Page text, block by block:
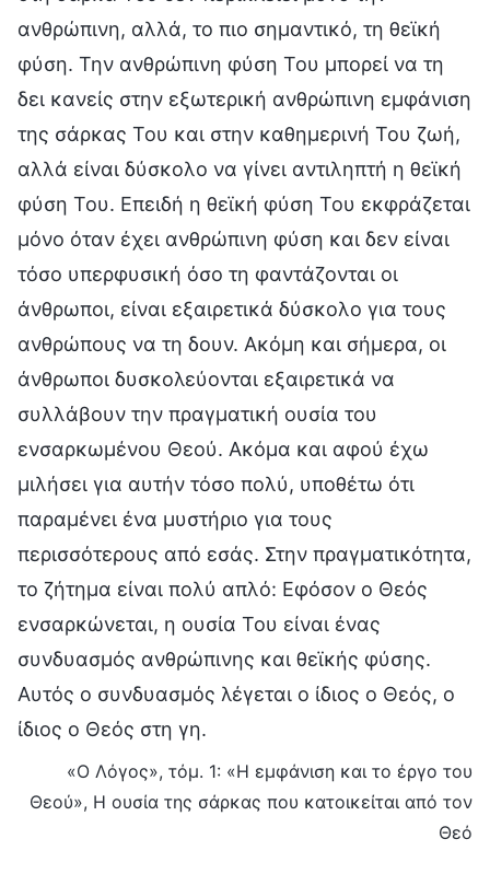
ανθρώπινη, αλλά, το πιο σημαντικό, τη θεϊκή
φύση. Την ανθρώπινη φύση Του μπορεί να τη
δει κανείς στην εξωτερική ανθρώπινη εμφάνιση
της σάρκας Του και στην καθημερινή Του ζωή,
αλλά είναι δύσκολο να γίνει αντιληπτή η θεϊκή
φύση Του. Επειδή η θεϊκή φύση Του εκφράζεται
μόνο όταν έχει ανθρώπινη φύση και δεν είναι
τόσο υπερφυσική όσο τη φαντάζονται οι
άνθρωποι, είναι εξαιρετικά δύσκολο για τους
ανθρώπους να τη δουν. Ακόμη και σήμερα, οι
άνθρωποι δυσκολεύονται εξαιρετικά να
συλλάβουν την πραγματική ουσία του
ενσαρκωμένου Θεού. Ακόμα και αφού έχω
μιλήσει για αυτήν τόσο πολύ, υποθέτω ότι
παραμένει ένα μυστήριο για τους
περισσότερους από εσάς. Στην πραγματικότητα,
το ζήτημα είναι πολύ απλό: Εφόσον ο Θεός
ενσαρκώνεται, η ουσία Του είναι ένας
συνδυασμός ανθρώπινης και θεϊκής φύσης.
Αυτός ο συνδυασμός λέγεται ο ίδιος ο Θεός, ο
ίδιος ο Θεός στη γη.
«Ο Λόγος», τόμ. 1: «Η εμφάνιση και το έργο του
Θεού», Η ουσία της σάρκας που κατοικείται από τον
Θεό